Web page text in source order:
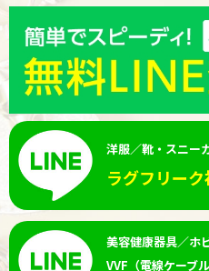
洋服／靴・スニー
ラグフリー
美容健康器具／ホ
VVF（電線ケーブ